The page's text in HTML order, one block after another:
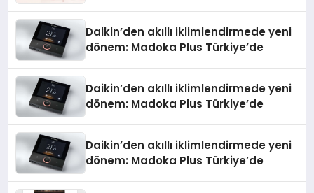
Daikin’den akıllı iklimlendirmede yeni
dönem: Madoka Plus Türkiye’de
Daikin’den akıllı iklimlendirmede yeni
dönem: Madoka Plus Türkiye’de
Daikin’den akıllı iklimlendirmede yeni
dönem: Madoka Plus Türkiye’de